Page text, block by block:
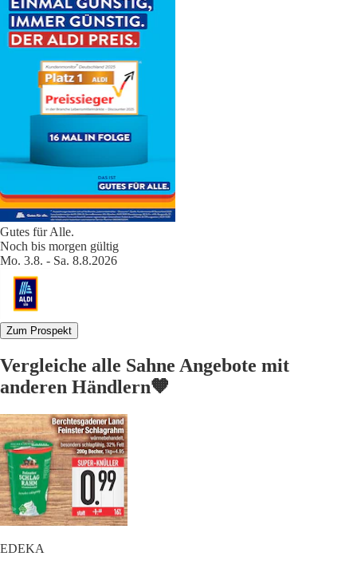
Gutes für Alle.
Noch bis morgen gültig
Mo. 3.8. - Sa. 8.8.2026
Zum Prospekt
Vergleiche alle Sahne Angebote mit
anderen Händlern🧡
EDEKA